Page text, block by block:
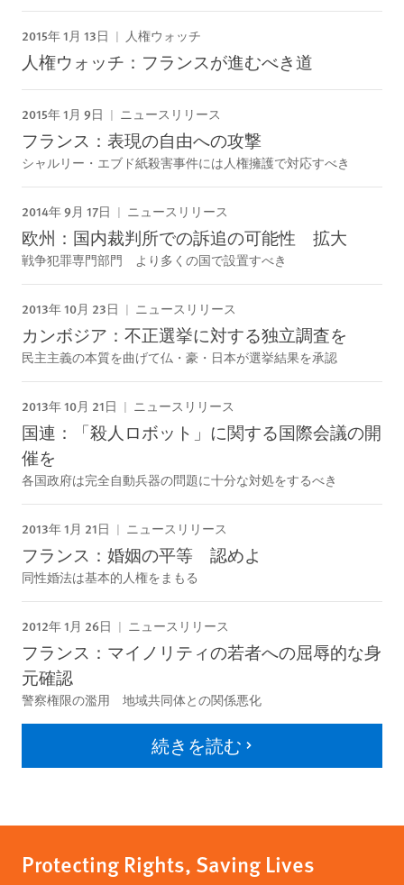
2015年 1月 13日 人権ウォッチ
人権ウォッチ：フランスが進むべき道
2015年 1月 9日 ニュースリリース
フランス：表現の自由への攻撃
シャルリー・エブド紙殺害事件には人権擁護で対応すべき
2014年 9月 17日 ニュースリリース
欧州：国内裁判所での訴追の可能性 拡大
戦争犯罪専門部門 より多くの国で設置すべき
2013年 10月 23日 ニュースリリース
カンボジア：不正選挙に対する独立調査を
民主主義の本質を曲げて仏・豪・日本が選挙結果を承認
2013年 10月 21日 ニュースリリース
国連：「殺人ロボット」に関する国際会議の開
催を
各国政府は完全自動兵器の問題に十分な対処をするべき
2013年 1月 21日 ニュースリリース
フランス：婚姻の平等 認めよ
同性婚法は基本的人権をまもる
2012年 1月 26日 ニュースリリース
フランス：マイノリティの若者への屈辱的な身
元確認
警察権限の濫用 地域共同体との関係悪化
続きを読む
Protecting Rights, Saving Lives